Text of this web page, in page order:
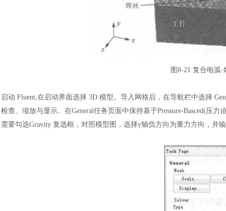
图 8-21 复合电弧
启动 Fluent,在启动界面选择 3D 模型。导入网格后，在导航栏中选择
检查、缩放与显示。在General任务页面中保持基于Pressure-Basced(压
需要勾选Gravity 复选框，对照模型图，选择y轴负方向为重力方向，并